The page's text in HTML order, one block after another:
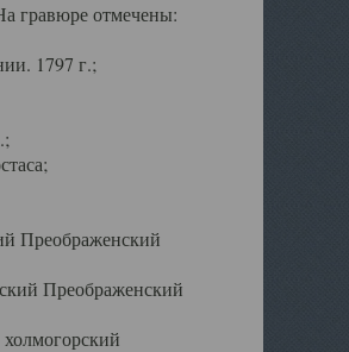
гравюре отмечены:
1797 г.;
Преображенский
Преображенский